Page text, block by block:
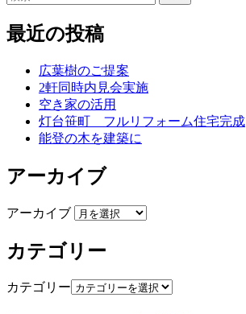
最近の投稿
広葉樹のご提案
2軒同時内見会実施
空き家の活用
灯台笹町 フルリフォーム住宅完成
能登の木を建築に
アーカイブ
アーカイブ
カテゴリー
カテゴリー